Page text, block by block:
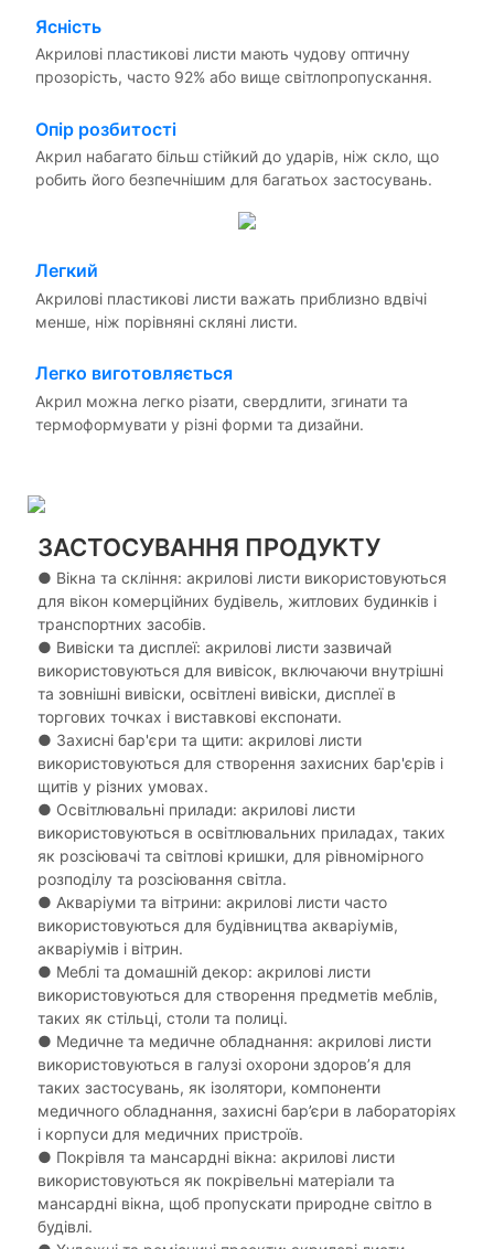
Ясність
Акрилові пластикові листи мають чудову оптичну
прозорість, часто 92% або вище світлопропускання.
Опір розбитості
Акрил набагато більш стійкий до ударів, ніж скло, що
робить його безпечнішим для багатьох застосувань.
Легкий
Акрилові пластикові листи важать приблизно вдвічі
менше, ніж порівняні скляні листи.
Легко виготовляється
Акрил можна легко різати, свердлити, згинати та
термоформувати у різні форми та дизайни.
ЗАСТОСУВАННЯ ПРОДУКТУ
● Вікна та скління: акрилові листи використовуються
для вікон комерційних будівель, житлових будинків і
транспортних засобів.
● Вивіски та дисплеї: акрилові листи зазвичай
використовуються для вивісок, включаючи внутрішні
та зовнішні вивіски, освітлені вивіски, дисплеї в
торгових точках і виставкові експонати.
● Захисні бар'єри та щити: акрилові листи
використовуються для створення захисних бар'єрів і
щитів у різних умовах.
● Освітлювальні прилади: акрилові листи
використовуються в освітлювальних приладах, таких
як розсіювачі та світлові кришки, для рівномірного
розподілу та розсіювання світла.
● Акваріуми та вітрини: акрилові листи часто
використовуються для будівництва акваріумів,
акваріумів і вітрин.
● Меблі та домашній декор: акрилові листи
використовуються для створення предметів меблів,
таких як стільці, столи та полиці.
● Медичне та медичне обладнання: акрилові листи
використовуються в галузі охорони здоров’я для
таких застосувань, як ізолятори, компоненти
медичного обладнання, захисні бар’єри в лабораторіях
і корпуси для медичних пристроїв.
● Покрівля та мансардні вікна: акрилові листи
використовуються як покрівельні матеріали та
мансардні вікна, щоб пропускати природне світло в
будівлі.